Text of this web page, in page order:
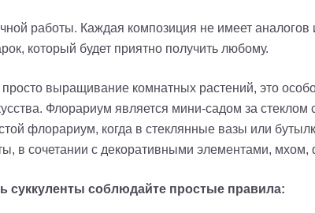
работы. Каждая композиция не имеет
который будет приятно получить любому.
выращивание комнатных растений, это
Флорариум является мини-садом за
флорариум, когда в стеклянные вазы или
в сочетании с декоративными элементами, мхом,
суккуленты соблюдайте простые правила: